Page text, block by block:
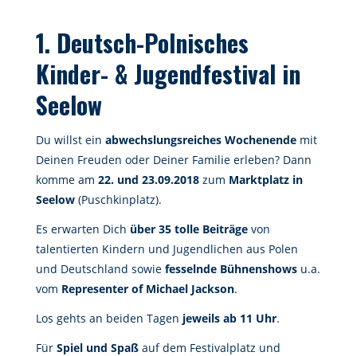
1. Deutsch-Polnisches
Kinder- & Jugendfestival in
Seelow
Du willst ein abwechslungsreiches Wochenende mit
Deinen Freuden oder Deiner Familie erleben? Dann
komme am 22. und 23.09.2018 zum Marktplatz in
Seelow (Puschkinplatz).
Es erwarten Dich über 35 tolle Beiträge von
talentierten Kindern und Jugendlichen aus Polen
und Deutschland sowie fesselnde Bühnenshows u.a.
vom Representer of Michael Jackson.
Los gehts an beiden Tagen jeweils ab 11 Uhr.
Für Spiel und Spaß auf dem Festivalplatz und